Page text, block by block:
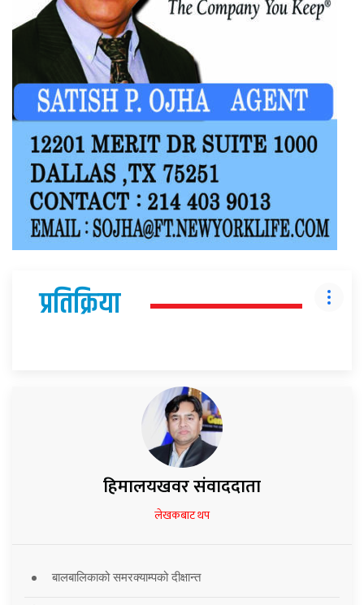
प्रतिक्रिया
हिमालयखवर संवाददाता
लेखकबाट थप
बालबालिकाको समरक्याम्पको दीक्षान्त